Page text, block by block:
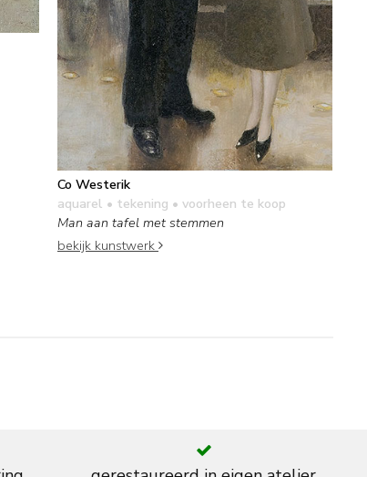
Co Westerik
aquarel • tekening • voorheen te koop
Man aan tafel met stemmen
bekijk kunstwerk